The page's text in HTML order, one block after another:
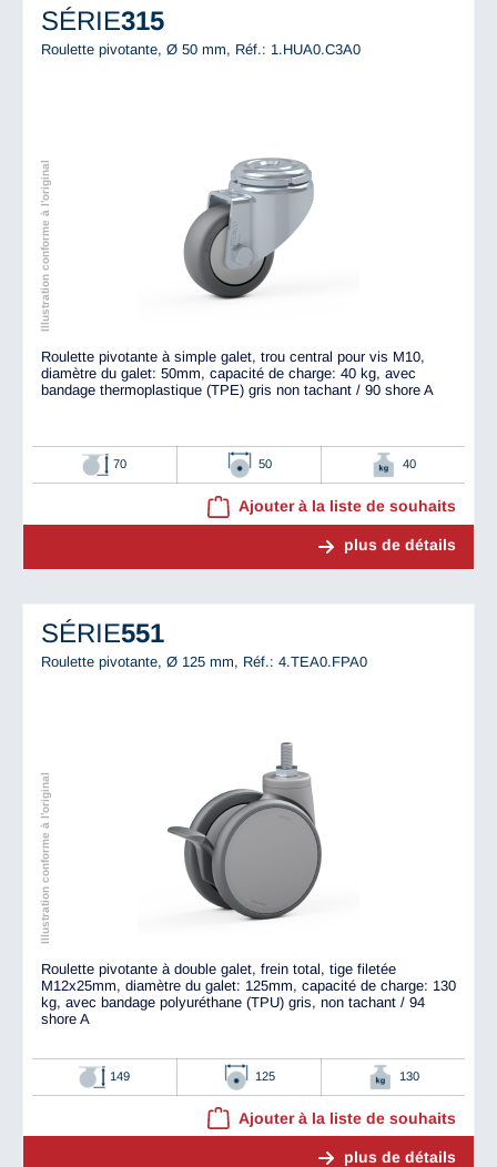
SÉRIE315
Roulette pivotante, Ø 50 mm, Réf.: 1.HUA0.C3A0
Illustration conforme à l'original
Roulette pivotante à simple galet, trou central pour vis M10,
diamètre du galet: 50mm, capacité de charge: 40 kg, avec
bandage thermoplastique (TPE) gris non tachant / 90 shore A
70 50 40
Ajouter à la liste de souhaits
plus de détails
SÉRIE551
Roulette pivotante, Ø 125 mm, Réf.: 4.TEA0.FPA0
Illustration conforme à l'original
Roulette pivotante à double galet, frein total, tige filetée
M12x25mm, diamètre du galet: 125mm, capacité de charge: 130
kg, avec bandage polyuréthane (TPU) gris, non tachant / 94
shore A
149 125 130
Ajouter à la liste de souhaits
plus de détails